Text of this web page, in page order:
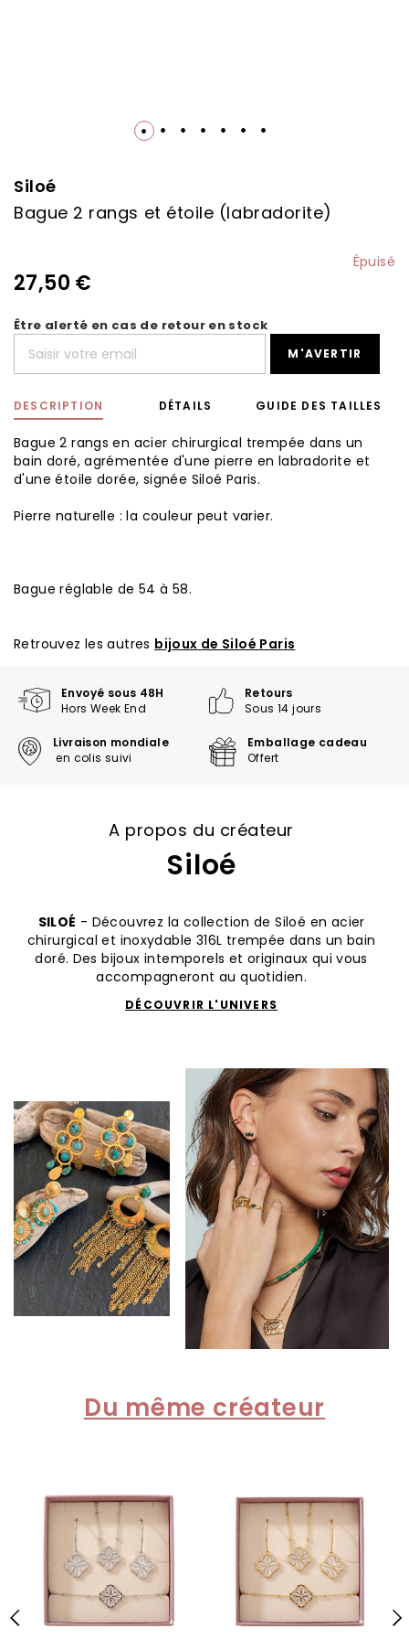
Siloé
Bague 2 rangs et étoile (labradorite)
Épuisé
27,50 €
Être alerté en cas de retour en stock
M'AVERTIR
DESCRIPTION
Bague 2 rangs en acier chirurgical trempée dans un
bain doré, agrémentée d'une pierre en labradorite et
d'une étoile dorée, signée Siloé Paris.
Pierre naturelle : la couleur peut varier.
Bague réglable de 54 à 58.
Retrouvez les autres bijoux de Siloé Paris
DÉTAILS GUIDE DES TAILLES
the
beginning
of
Envoyé sous 48H
Hors Week End
Retours
Sous 14 jours
Livraison mondiale
en colis suivi
Emballage cadeau
Offert
A propos du créateur
Siloé
SILOÉ - Découvrez la collection de Siloé en acier
chirurgical et inoxydable 316L trempée dans un bain
doré. Des bijoux intemporels et originaux qui vous
accompagneront au quotidien.
DÉCOUVRIR L'UNIVERS
Du même créateur